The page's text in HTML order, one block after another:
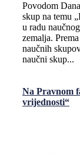
Povodom
skup na temu
u radu
zemalja.
naučnih
naučni skup...
Na Pravnom
vrijednosti“